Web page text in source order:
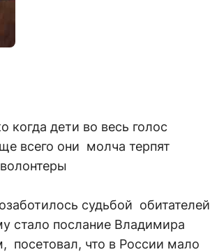
когда дети во весь голос
всего они молча терпят
судьбой обитателей
стало послание Владимира
посетовал, что в России мало